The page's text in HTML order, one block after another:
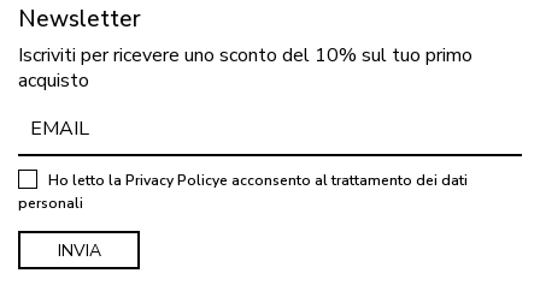
Newsletter
Iscriviti per ricevere uno sconto del 10% sul tuo primo
acquisto
Ho letto la Privacy Policye acconsento al trattamento dei dati
personali